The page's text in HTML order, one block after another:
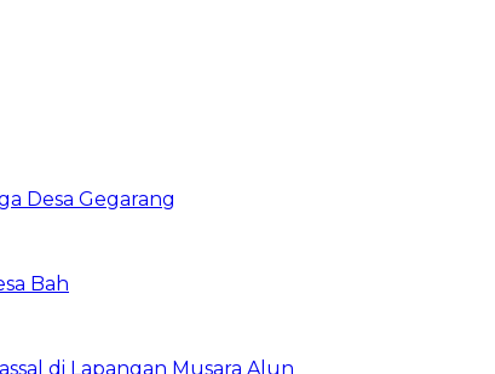
Desa Gegarang
Bah
di Lapangan Musara Alun